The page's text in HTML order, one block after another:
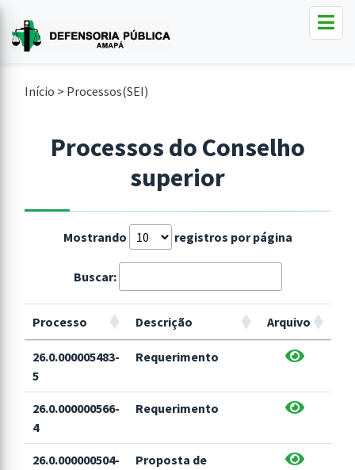
Início > Processos(SEI)
Processos do Conselho
superior
Mostrando registros por página
Buscar:
Processo Descrição Arquivo
26.0.000005483-
5
Requerimento
26.0.000000566-
4
Requerimento
26.0.000000504-
Proposta de